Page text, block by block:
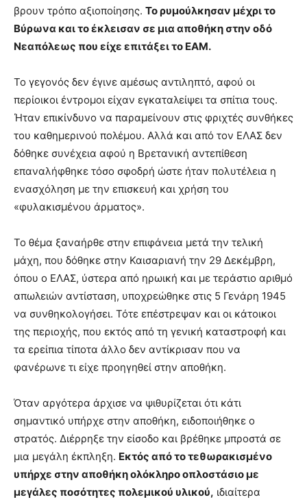
βρουν τρόπο αξιοποίησης. Το ρυμούλκησαν μέχρι το
Βύρωνα και το έκλεισαν σε μια αποθήκη στην οδό
Νεαπόλεως που είχε επιτάξει το ΕΑΜ.
Το γεγονός δεν έγινε αμέσως αντιληπτό, αφού οι
περίοικοι έντρομοι είχαν εγκαταλείψει τα σπίτια τους.
Ήταν επικίνδυνο να παραμείνουν στις φριχτές συνθήκες
του καθημερινού πολέμου. Αλλά και από τον ΕΛΑΣ δεν
δόθηκε συνέχεια αφού η Βρετανική αντεπίθεση
επαναλήφθηκε τόσο σφοδρή ώστε ήταν πολυτέλεια η
ενασχόληση με την επισκευή και χρήση του
«φυλακισμένου άρματος».
Το θέμα ξαναήρθε στην επιφάνεια μετά την τελική
μάχη, που δόθηκε στην Καισαριανή την 29 Δεκέμβρη,
όπου ο ΕΛΑΣ, ύστερα από ηρωική και με τεράστιο αριθμό
απωλειών αντίσταση, υποχρεώθηκε στις 5 Γενάρη 1945
να συνθηκολογήσει. Τότε επέστρεψαν και οι κάτοικοι
της περιοχής, που εκτός από τη γενική καταστροφή και
τα ερείπια τίποτα άλλο δεν αντίκρισαν που να
φανέρωνε τι είχε προηγηθεί στην αποθήκη.
Όταν αργότερα άρχισε να ψιθυρίζεται ότι κάτι
σημαντικό υπήρχε στην αποθήκη, ειδοποιήθηκε ο
στρατός. Διέρρηξε την είσοδο και βρέθηκε μπροστά σε
μια μεγάλη έκπληξη. Εκτός από το τεθωρακισμένο
υπήρχε στην αποθήκη ολόκληρο οπλοστάσιο με
μεγάλες ποσότητες πολεμικού υλικού, ιδιαίτερα